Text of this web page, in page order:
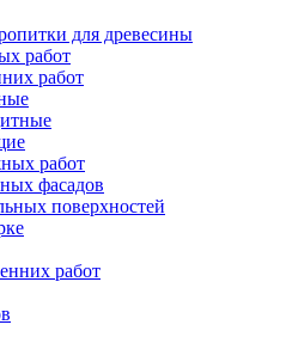
для древесины
работ
работ
работ
фасадов
поверхностей
работ